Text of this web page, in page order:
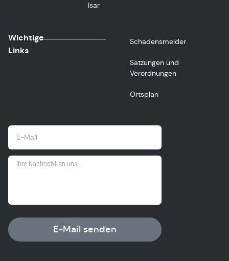
Isar
Wichtige
Links
Schadensmelder
Satzungen und
Verordnungen
Ortsplan
E-Mail senden